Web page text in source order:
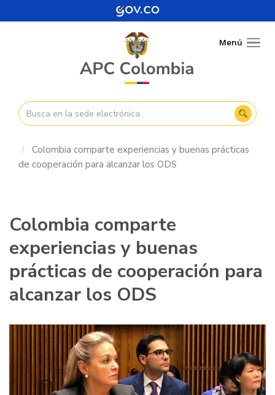
al
Menú
Colombia comparte experiencias y buenas prácticas
de cooperación para alcanzar los ODS
Colombia comparte
experiencias y buenas
prácticas de cooperación para
alcanzar los ODS